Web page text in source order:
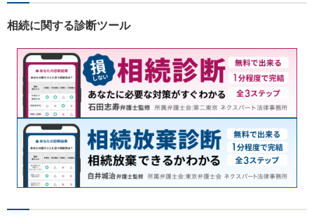
は、どうぞお気軽にご相談く
ださい。
相続に関する診断ツール